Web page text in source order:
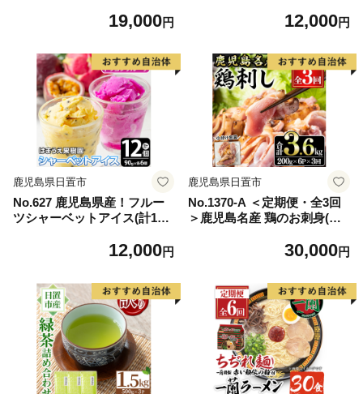
ール 常温 常温保存 飲み比べ
19,000円
ーツ 減農薬 アイス【片平観
12,000円
鹿児島県日置市
No.627 鹿児島県産！フルー
ツシャーベットアイス(計12
フルーツ レッドドラゴンフル
うえ果樹園】
12,000円
鹿児島県日置市
No.1370-A ＜定期便・全3回
＞鹿児島名産 鶏のお刺身(合
鶏刺し 鶏肉 お肉 小分け 個包
30,000円